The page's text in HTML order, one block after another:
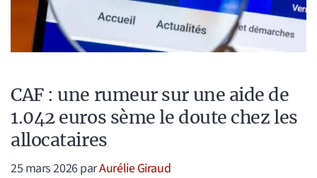
CAF : une rumeur sur une aide de
1.042 euros sème le doute chez les
allocataires
25 mars 2026parAurélie Giraud